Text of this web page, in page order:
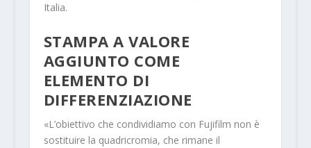
Italia.
STAMPA A VALORE
AGGIUNTO COME
ELEMENTO DI
DIFFERENZIAZIONE
«L’obiettivo che condividiamo con Fujifilm non è
sostituire la quadricromia, che rimane il